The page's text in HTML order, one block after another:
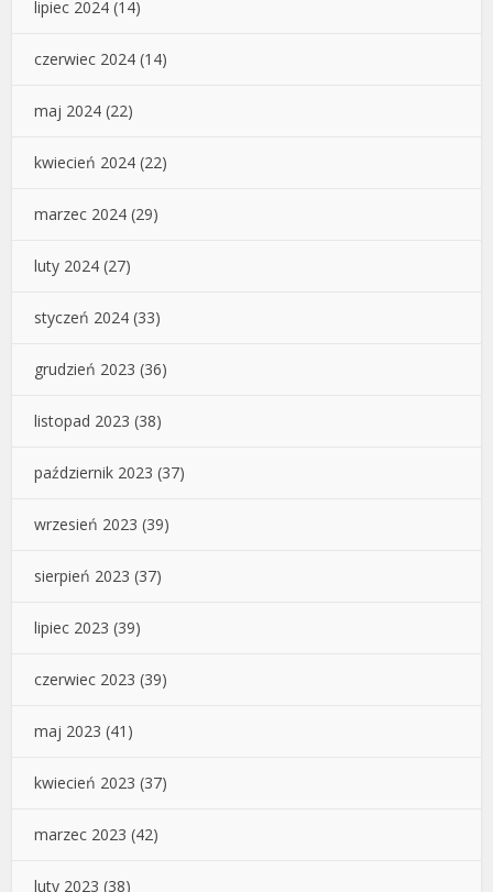
lipiec 2024 (14)
czerwiec 2024 (14)
maj 2024 (22)
kwiecień 2024 (22)
marzec 2024 (29)
luty 2024 (27)
styczeń 2024 (33)
grudzień 2023 (36)
listopad 2023 (38)
październik 2023 (37)
wrzesień 2023 (39)
sierpień 2023 (37)
lipiec 2023 (39)
czerwiec 2023 (39)
maj 2023 (41)
kwiecień 2023 (37)
marzec 2023 (42)
luty 2023 (38)